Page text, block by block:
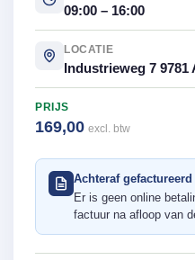
09:00 – 16:00
LOCATIE
Industrieweg 7 9781
PRIJS
169,00 excl. btw
Achteraf gefactureerd
Er is geen online
factuur na afloop van